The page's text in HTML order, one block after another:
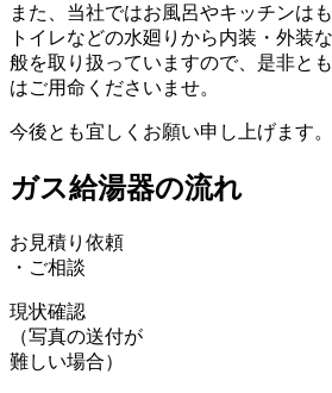
また、当社ではお風呂やキッチンは
トイレなどの水廻りから内装・外装
般を取り扱っていますので、是非と
はご用命くださいませ。
今後とも宜しくお願い申し上げます。
ガス給湯器の流れ
お見積り依頼
・ご相談
現状確認
（写真の送付が
難しい場合）